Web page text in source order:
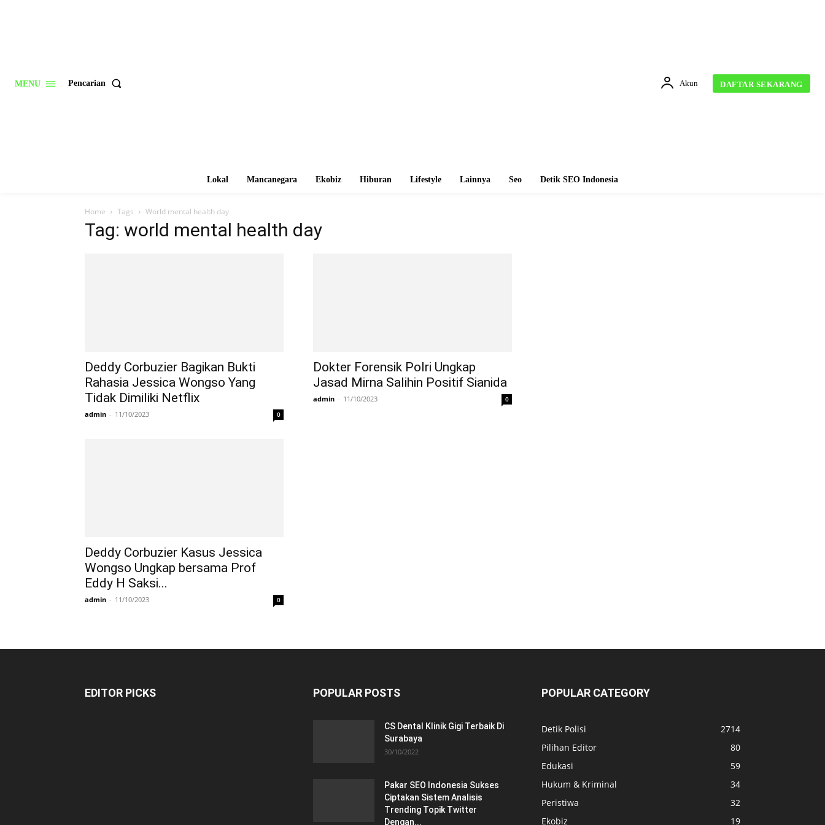
MENU Pencarian Akun DAFTAR SEKARANG
Lokal Mancanegara Ekobiz Hiburan Lifestyle Lainnya Seo Detik SEO Indonesia
Home Tags World mental health day
Tag: world mental health day
Deddy Corbuzier Bagikan Bukti
Rahasia Jessica Wongso Yang
Tidak Dimiliki Netflix
admin - 11/10/2023 0
Dokter Forensik Polri Ungkap
Jasad Mirna Salihin Positif Sianida
admin - 11/10/2023 0
Deddy Corbuzier Kasus Jessica
Wongso Ungkap bersama Prof
Eddy H Saksi...
admin - 11/10/2023 0
EDITOR PICKS POPULAR POSTS
CS Dental Klinik Gigi Terbaik Di
Surabaya
30/10/2022
Pakar SEO Indonesia Sukses
Ciptakan Sistem Analisis
Trending Topik Twitter
Dengan...
POPULAR CATEGORY
Detik Polisi
2714
Pilihan Editor
80
Edukasi
59
Hukum & Kriminal
34
Peristiwa
32
Ekobiz
19